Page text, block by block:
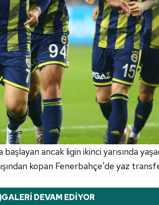
ancak ligin ikinci yarısında
kopan Fenerbahçe'de yaz
GALERİ DEVAM EDİYOR